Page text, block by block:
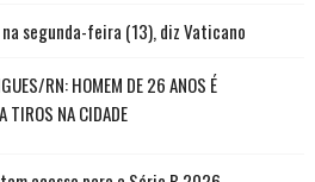
segunda-feira (13), diz Vaticano
RN: HOMEM DE 26 ANOS É
TIROS NA CIDADE